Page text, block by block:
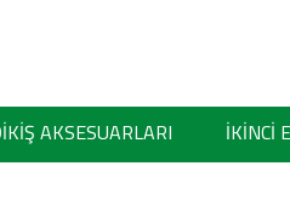
AKSESUARLARI İKİNCİ